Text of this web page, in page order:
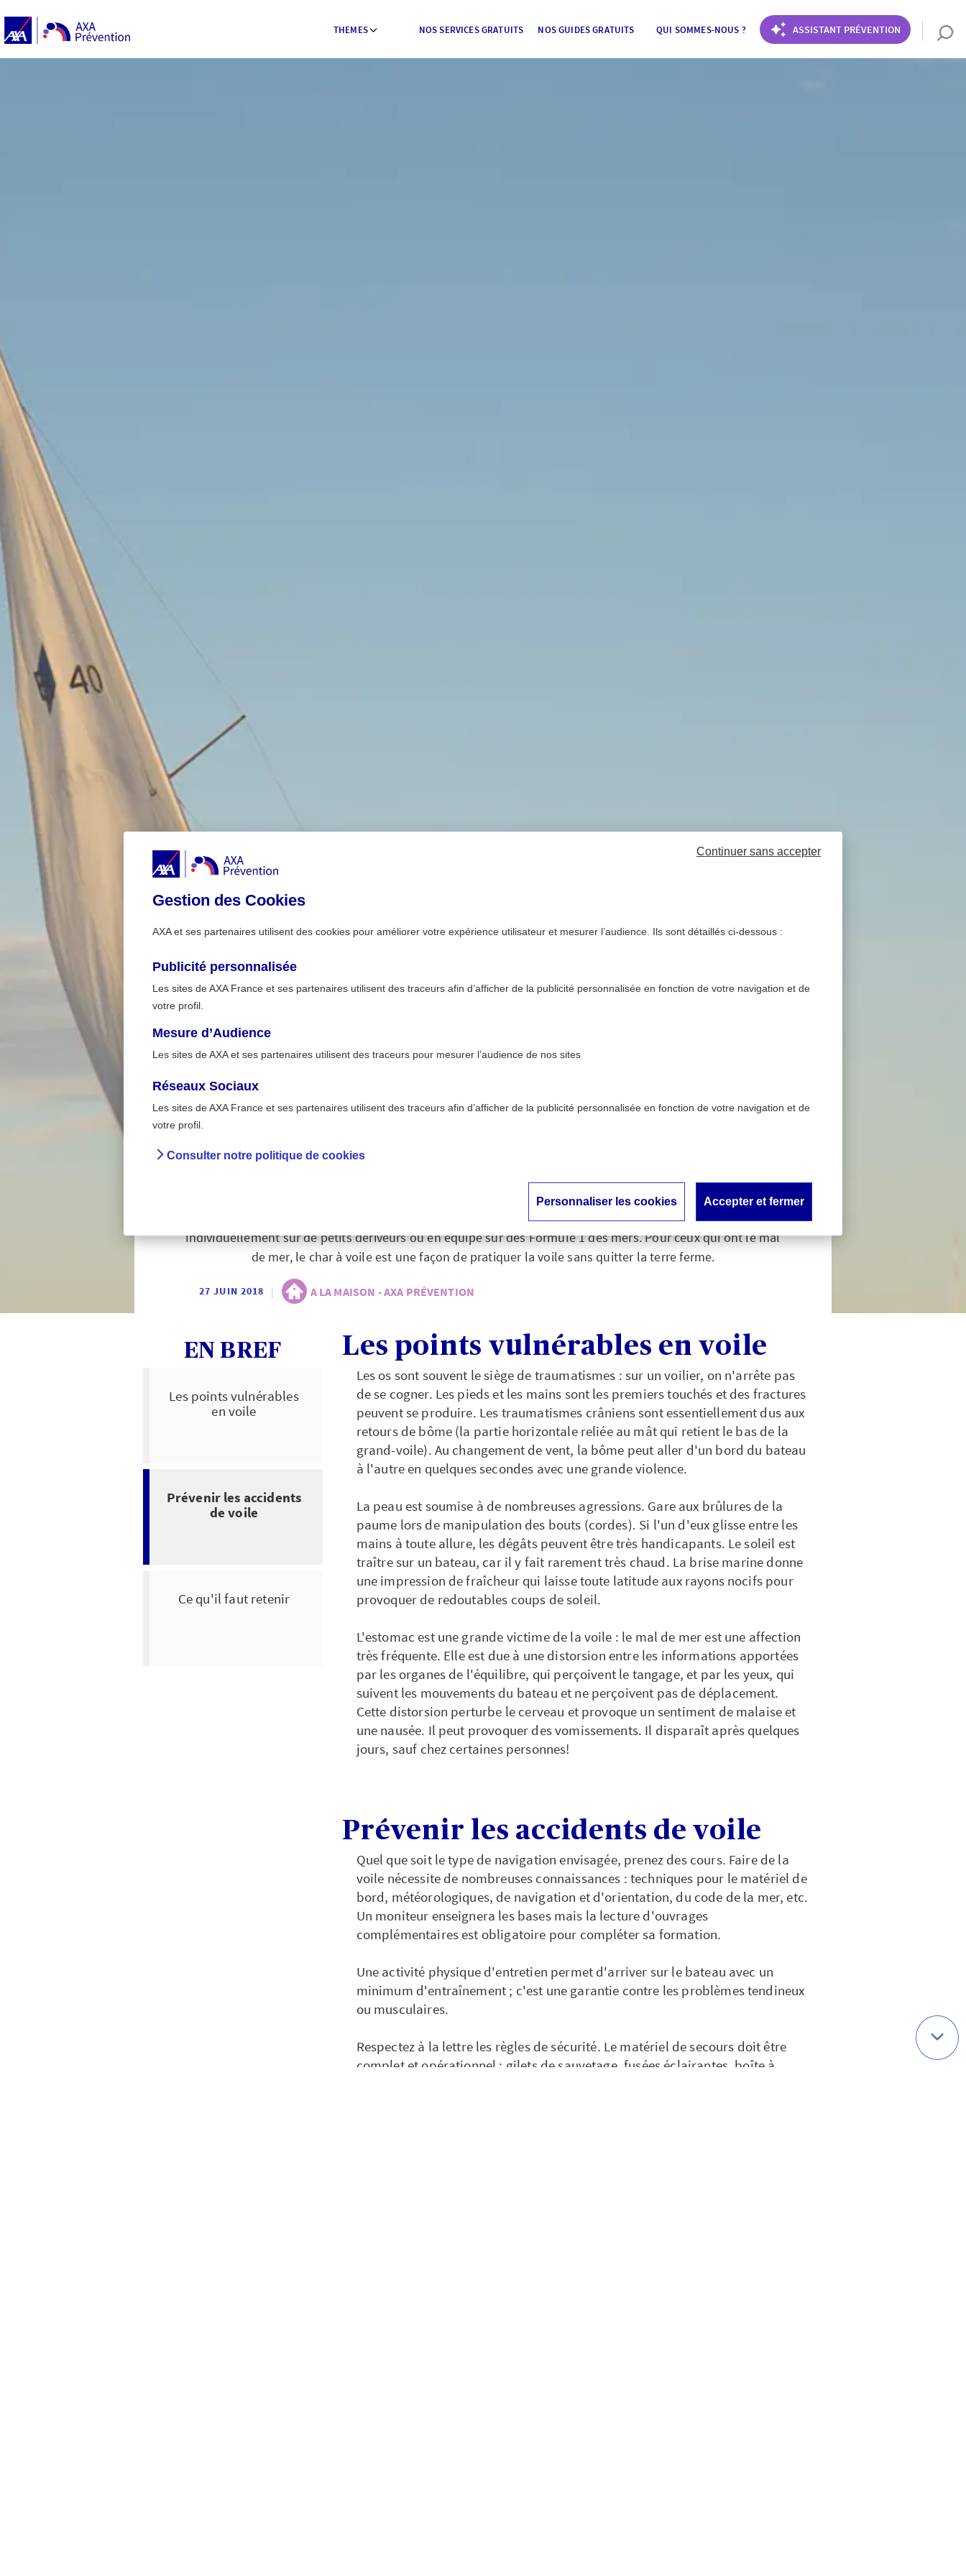
THEMES NOS SERVICES GRATUITS NOS GUIDES GRATUITS QUI SOMMES-NOUS ? ASSISTANT PRÉVENTION
Accueil
Prévenir les accidents de voile
La voile peut être une activité physique de loisir ou un sport de compétition. Elle peut se pratiquer
individuellement sur de petits dériveurs ou en équipe sur des Formule 1 des mers. Pour ceux qui ont le mal
de mer, le char à voile est une façon de pratiquer la voile sans quitter la terre ferme.
27 JUIN 2018 | A LA MAISON - AXA PRÉVENTION
EN BREF
Les points vulnérables
en voile
Prévenir les accidents
de voile
Ce qu'il faut retenir
Les points vulnérables en voile
Les os sont souvent le siège de traumatismes : sur un voilier, on n'arrête pas
de se cogner. Les pieds et les mains sont les premiers touchés et des fractures
peuvent se produire. Les traumatismes crâniens sont essentiellement dus aux
retours de bôme (la partie horizontale reliée au mât qui retient le bas de la
grand-voile). Au changement de vent, la bôme peut aller d'un bord du bateau
à l'autre en quelques secondes avec une grande violence.
La peau est soumise à de nombreuses agressions. Gare aux brûlures de la
paume lors de manipulation des bouts (cordes). Si l'un d'eux glisse entre les
mains à toute allure, les dégâts peuvent être très handicapants. Le soleil est
traître sur un bateau, car il y fait rarement très chaud. La brise marine donne
une impression de fraîcheur qui laisse toute latitude aux rayons nocifs pour
provoquer de redoutables coups de soleil.
L'estomac est une grande victime de la voile : le mal de mer est une affection
très fréquente. Elle est due à une distorsion entre les informations apportées
par les organes de l'équilibre, qui perçoivent le tangage, et par les yeux, qui
suivent les mouvements du bateau et ne perçoivent pas de déplacement.
Cette distorsion perturbe le cerveau et provoque un sentiment de malaise et
une nausée. Il peut provoquer des vomissements. Il disparaît après quelques
jours, sauf chez certaines personnes!
Prévenir les accidents de voile
Quel que soit le type de navigation envisagée, prenez des cours. Faire de la
voile nécessite de nombreuses connaissances : techniques pour le matériel de
bord, météorologiques, de navigation et d'orientation, du code de la mer, etc.
Un moniteur enseignera les bases mais la lecture d'ouvrages
complémentaires est obligatoire pour compléter sa formation.
Une activité physique d'entretien permet d'arriver sur le bateau avec un
minimum d'entraînement ; c'est une garantie contre les problèmes tendineux
ou musculaires.
Respectez à la lettre les règles de sécurité. Le matériel de secours doit être
complet et opérationnel : gilets de sauvetage, fusées éclairantes, boîte à
Gestion des Cookies
AXA et ses partenaires utilisent des cookies pour améliorer votre expérience utilisateur et mesurer l’audience. Ils sont détaillés ci-dessous :
Publicité personnalisée
Les sites de AXA France et ses partenaires utilisent des traceurs afin d’afficher de la publicité personnalisée en fonction de votre navigation et de
votre profil.
Mesure d’Audience
Les sites de AXA et ses partenaires utilisent des traceurs pour mesurer l’audience de nos sites
Réseaux Sociaux
Les sites de AXA France et ses partenaires utilisent des traceurs afin d’afficher de la publicité personnalisée en fonction de votre navigation et de
votre profil.
Consulter notre politique de cookies
Continuer sans accepter
Personnaliser les cookies Accepter et fermer